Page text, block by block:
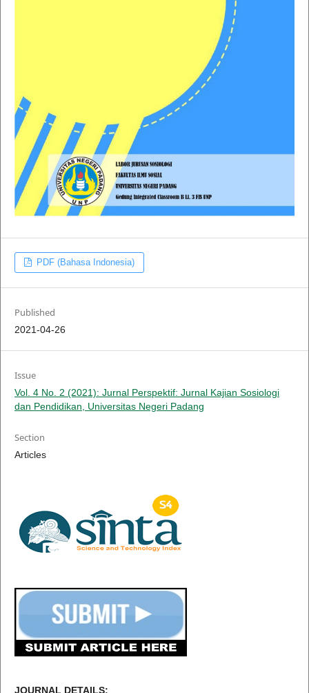
PDF (Bahasa Indonesia)
Published
2021-04-26
Issue
Vol. 4 No. 2 (2021): Jurnal Perspektif: Jurnal Kajian Sosiologi
dan Pendidikan, Universitas Negeri Padang
Section
Articles
JOURNAL DETAILS: